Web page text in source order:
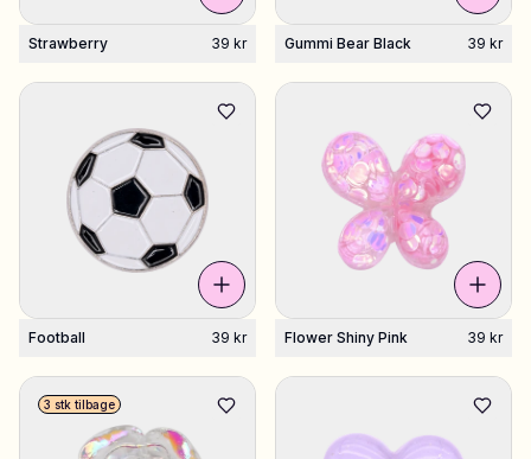
Strawberry 39 kr Gummi Bear Black 39 kr
Football 39 kr Flower Shiny Pink 39 kr
3 stk tilbage